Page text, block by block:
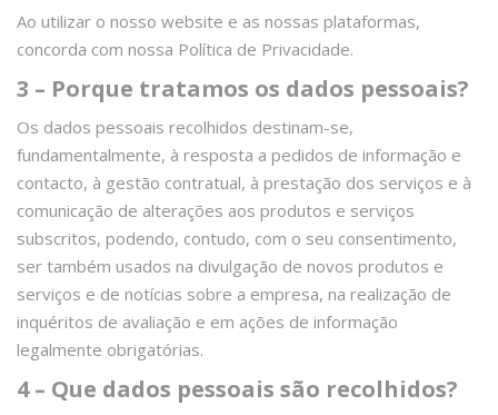
Ao utilizar o nosso website e as nossas plataformas,
concorda com nossa Política de Privacidade.
3 – Porque tratamos os dados pessoais?
Os dados pessoais recolhidos destinam-se,
fundamentalmente, à resposta a pedidos de informação e
contacto, à gestão contratual, à prestação dos serviços e à
comunicação de alterações aos produtos e serviços
subscritos, podendo, contudo, com o seu consentimento,
ser também usados na divulgação de novos produtos e
serviços e de notícias sobre a empresa, na realização de
inquéritos de avaliação e em ações de informação
legalmente obrigatórias.
4 – Que dados pessoais são recolhidos?